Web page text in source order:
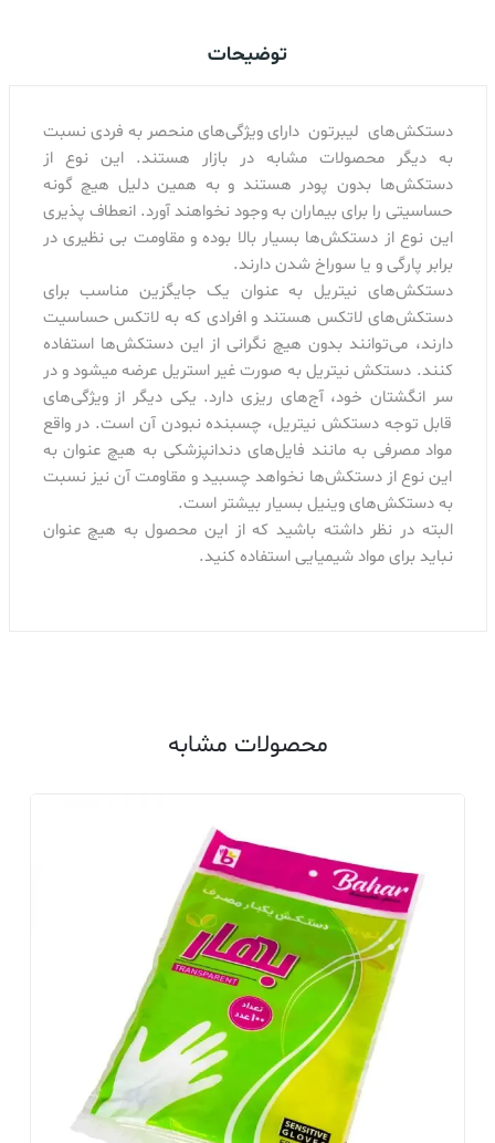
توضیحات
دستکش‌های لیبرتون دارای ویژگی‌های منحصر به فردی نسبت
به دیگر محصولات مشابه در بازار هستند. این نوع از
دستکش‌ها بدون پودر هستند و به همین دلیل هیچ گونه
حساسیتی را برای بیماران به وجود نخواهند آورد. انعطاف پذیری
این نوع از دستکش‌ها بسیار بالا بوده و مقاومت بی نظیری در
برابر پارگی و یا سوراخ شدن دارند.
دستکش‌های نیتریل به عنوان یک جایگزین مناسب برای
دستکش‌های لاتکس هستند و افرادی که به لاتکس حساسیت
دارند، می‌توانند بدون هیچ نگرانی از این دستکش‌ها استفاده
کنند. دستکش نیتریل به صورت غیر استریل عرضه می‎شود و در
سر انگشتان خود، آج‌های ریزی دارد. یکی دیگر از ویژگی‌های
قابل توجه دستکش نیتریل، چسبنده نبودن آن است. در واقع
مواد مصرفی به مانند فایل‌های دندانپزشکی به هیچ عنوان به
این نوع از دستکش‌ها نخواهد چسبید و مقاومت آن نیز نسبت
به دستکش‌های وینیل بسیار بیشتر است.
البته در نظر داشته باشید که از این محصول به هیچ عنوان
نباید برای مواد شیمیایی استفاده کنید.
محصولات مشابه